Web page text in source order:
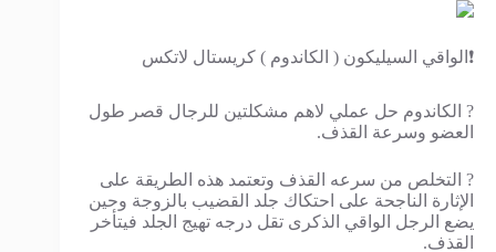
❗الواقي السيليكون ( الكاندوم ) كريستال لاتكس
? الكاندوم حل عملي لاهم مشكلتين للرجال قصر طول
العضو وسرعة القذف.
? التخلص من سرعه القذف وتعتمد هذه الطريقة على
الإثارة الناجحة على احتكاك جلد القضيب بالزوجة وحين
يضع الرجل الواقي الذكرى تقل درجه تهيج الجلد فيتأخر
القذف.